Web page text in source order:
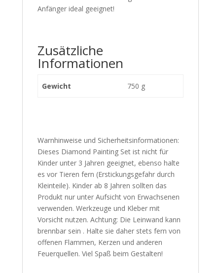
Anfänger ideal geeignet!
Zusätzliche
Informationen
Gewicht 750 g
Warnhinweise und Sicherheitsinformationen:
Dieses Diamond Painting Set ist nicht für
Kinder unter 3 Jahren geeignet, ebenso halte
es vor Tieren fern (Erstickungsgefahr durch
Kleinteile). Kinder ab 8 Jahren sollten das
Produkt nur unter Aufsicht von Erwachsenen
verwenden. Werkzeuge und Kleber mit
Vorsicht nutzen. Achtung: Die Leinwand kann
brennbar sein . Halte sie daher stets fern von
offenen Flammen, Kerzen und anderen
Feuerquellen. Viel Spaß beim Gestalten!